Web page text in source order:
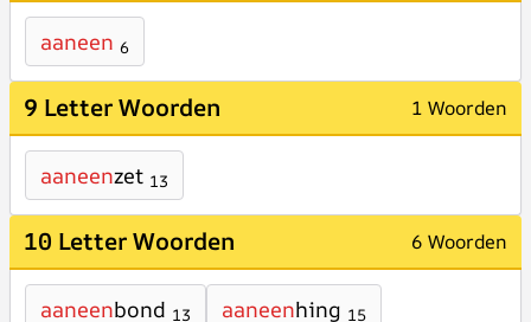
aaneen 6
9 Letter Woorden 1 Woorden
aaneenzet 13
10 Letter Woorden 6 Woorden
aaneenbond 13 aaneenhing 15